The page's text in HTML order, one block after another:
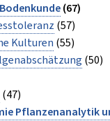
(67)
(57)
Kulturen (55)
(50)
(47)
Pflanzenanalytik